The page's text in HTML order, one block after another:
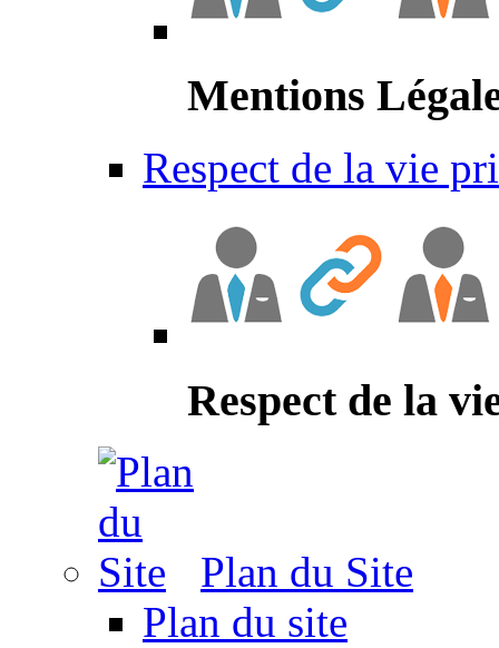
Mentions
Respect de la vie
Respect de la
Plan du Site
Plan du site